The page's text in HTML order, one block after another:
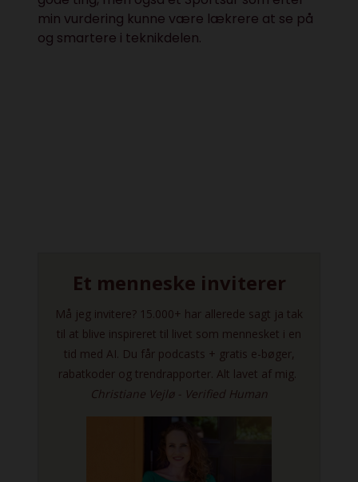
min vurdering kunne være lækrere at se på
og smartere i teknikdelen.